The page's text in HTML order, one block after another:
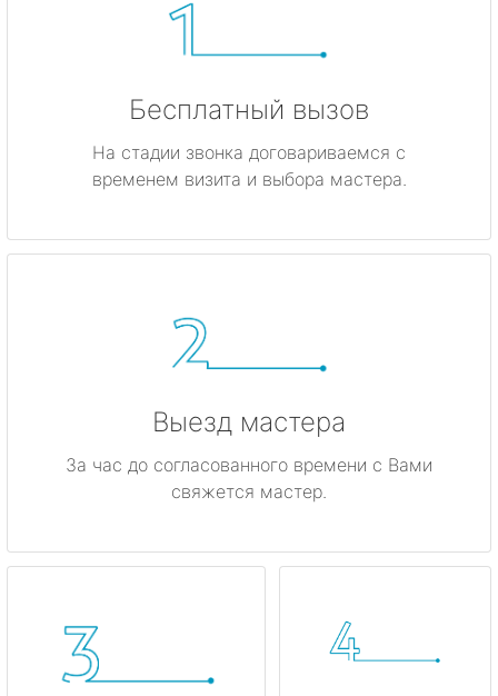
Бесплатный вызов
На стадии звонка договариваемся с
временем визита и выбора мастера.
Выезд мастера
За час до согласованного времени с Вами
свяжется мастер.